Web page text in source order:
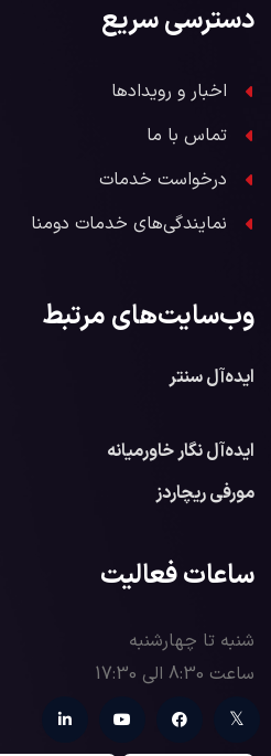
دسترسی سریع
اخبار و رویدادها
تماس با ما
درخواست خدمات
نمایندگی‌های خدمات دومنا
وب‌سایت‌های مرتبط
ایده‌آل سنتر
ایده‌آل نگار خاورمیانه
مورفی ریچاردز
ساعات فعالیت
شنبه تا چهارشنبه
ساعت 8:30 الی 17:30